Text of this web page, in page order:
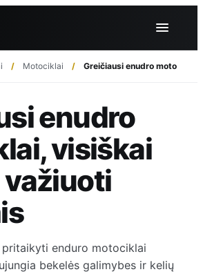
Motociklai Greičiausi enudro
enudro
visiškai
pritaikyti enduro motociklai
bekelės galimybes ir kelių